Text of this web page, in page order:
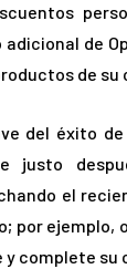
adicional de
de
del éxito
justo
el
por ejemplo,
y complete su